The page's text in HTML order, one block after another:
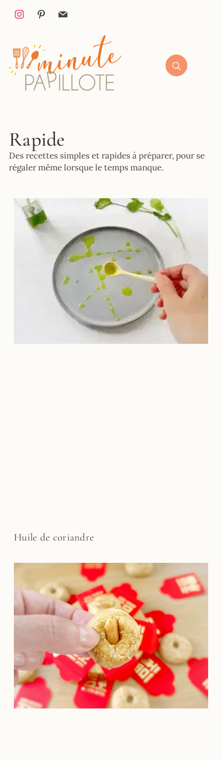
Rapide
Des recettes simples et rapides à préparer, pour se
régaler même lorsque le temps manque.
Huile de coriandre